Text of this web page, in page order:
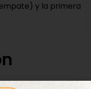
y la primera